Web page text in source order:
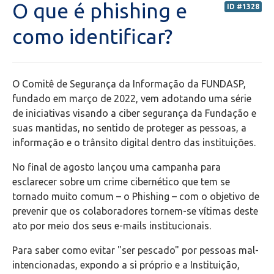
Secretaria de Administração Escolar - SAE
Biblioteca
EAD
Suporte
Microsoft Outlook
ID #1328
O que é phishing e
como identificar?
O Comitê de Segurança da Informação da FUNDASP,
fundado em março de 2022, vem adotando uma série
de iniciativas visando a ciber segurança da Fundação e
suas mantidas, no sentido de proteger as pessoas, a
informação e o trânsito digital dentro das instituições.
No final de agosto lançou uma campanha para
esclarecer sobre um crime cibernético que tem se
tornado muito comum – o Phishing – com o objetivo de
prevenir que os colaboradores tornem-se vítimas deste
ato por meio dos seus e-mails institucionais.
Para saber como evitar "ser pescado" por pessoas mal-
intencionadas, expondo a si próprio e a Instituição,